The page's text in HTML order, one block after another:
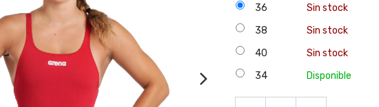
36
Sin stock
38
Sin stock
40
Sin stock
34
Disponible